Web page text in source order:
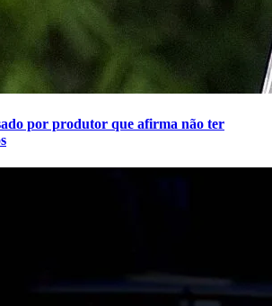
por produtor que afirma não ter